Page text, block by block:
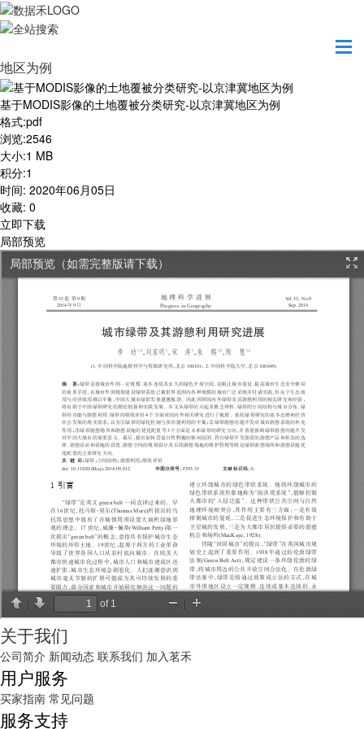
基于MODIS影像的土地覆被分类研究-以京津冀
地区为例
基于MODIS影像的土地覆被分类研究-以京津冀地区为例
格式:pdf
浏览:2546
大小:1 MB
积分:1
时间: 2020年06月05日
收藏: 0
立即下载
局部预览
关于我们
公司简介 新闻动态 联系我们 加入茗禾
用户服务
买家指南 常见问题
服务支持